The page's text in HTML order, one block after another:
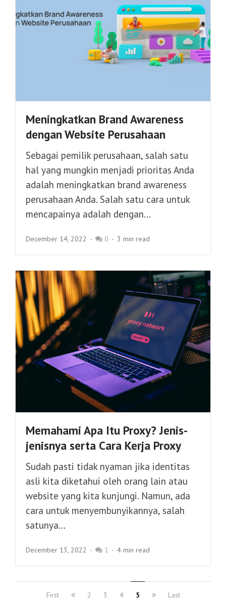
Meningkatkan Brand Awareness
dengan Website Perusahaan
Sebagai pemilik perusahaan, salah satu
hal yang mungkin menjadi prioritas Anda
adalah meningkatkan brand awareness
perusahaan Anda. Salah satu cara untuk
mencapainya adalah dengan...
December 14, 2022 0 3 min read
Memahami Apa Itu Proxy? Jenis-
jenisnya serta Cara Kerja Proxy
Sudah pasti tidak nyaman jika identitas
asli kita diketahui oleh orang lain atau
website yang kita kunjungi. Namun, ada
cara untuk menyembunyikannya, salah
satunya...
December 13, 2022 1 4 min read
First 2 3 4 5 Last